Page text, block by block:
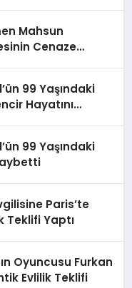
Mahsun
Cenaze
99 Yaşındaki
Hayatını
99 Yaşındaki
Paris’te
Teklifi Yaptı
Oyuncusu Furkan
Evlilik Teklifi